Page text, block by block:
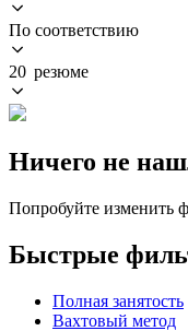
По соответствию
20 резюме
Ничего не
Попробуйте изменить
Быстрые
Полная занятость
Вахтовый метод